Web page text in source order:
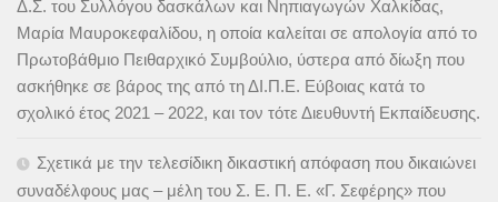
Δ.Σ. του Συλλόγου δασκάλων και Νηπιαγωγών Χαλκίδας,
Μαρία Μαυροκεφαλίδου, η οποία καλείται σε απολογία από το
Πρωτοβάθμιο Πειθαρχικό Συμβούλιο, ύστερα από δίωξη που
ασκήθηκε σε βάρος της από τη ΔΙ.Π.Ε. Εύβοιας κατά το
σχολικό έτος 2021 – 2022, και τον τότε Διευθυντή Εκπαίδευσης.
Σχετικά με την τελεσίδικη δικαστική απόφαση που δικαιώνει
συναδέλφους μας – μέλη του Σ. Ε. Π. Ε. «Γ. Σεφέρης» που